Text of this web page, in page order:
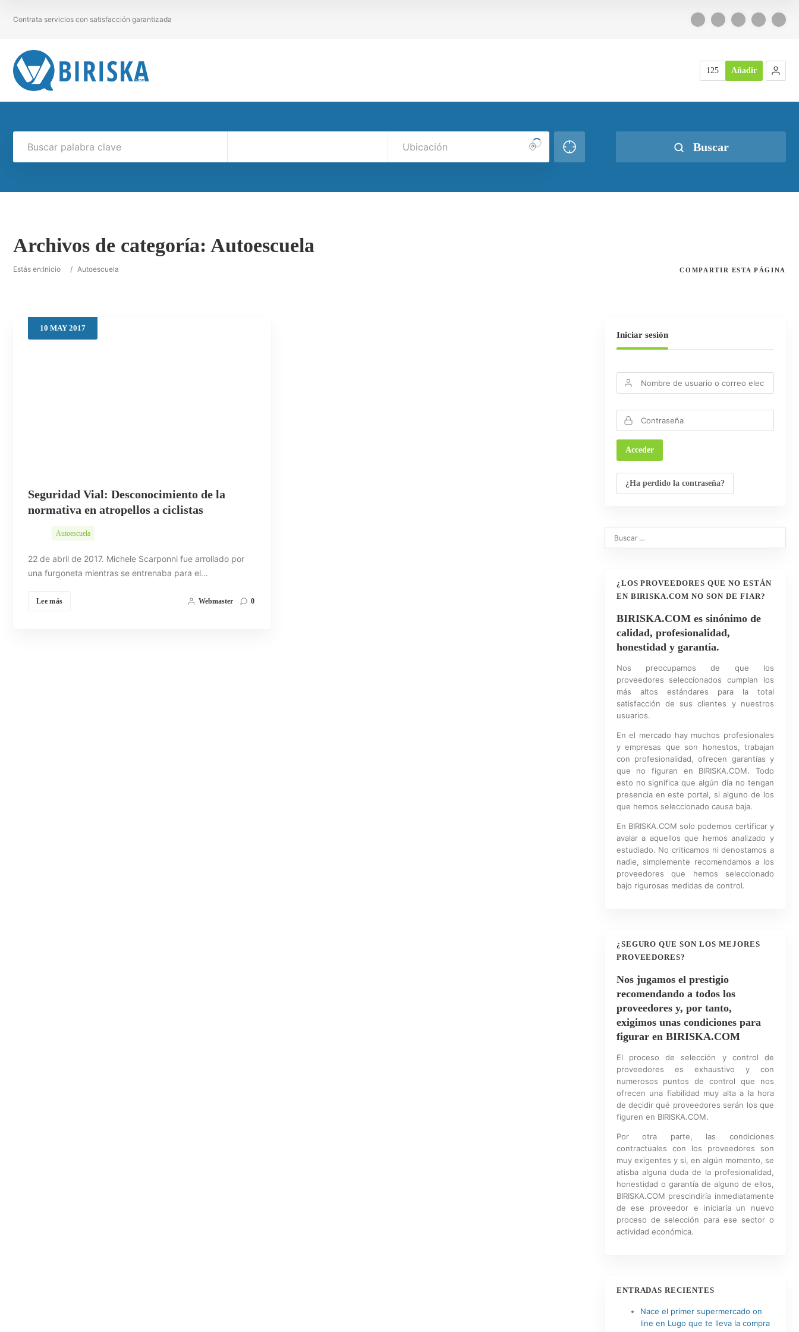
Contrata servicios con satisfacción garantizada
125 Añadir
Buscar
Archivos de categoría: Autoescuela
Estás en:Inicio / Autoescuela COMPARTIR ESTA PÁGINA
10 MAY 2017
Seguridad Vial: Desconocimiento de la
normativa en atropellos a ciclistas
Autoescuela
22 de abril de 2017. Michele Scarponni fue arrollado por
una furgoneta mientras se entrenaba para el…
Lee más Webmaster 0
Iniciar sesión
¿Ha perdido la contraseña?
¿LOS PROVEEDORES QUE NO ESTÁN
EN BIRISKA.COM NO SON DE FIAR?
BIRISKA.COM es sinónimo de
calidad, profesionalidad,
honestidad y garantía.
Nos preocupamos de que los
proveedores seleccionados cumplan los
más altos estándares para la total
satisfacción de sus clientes y nuestros
usuarios.
En el mercado hay muchos profesionales
y empresas que son honestos, trabajan
con profesionalidad, ofrecen garantías y
que no figuran en BIRISKA.COM. Todo
esto no significa que algún día no tengan
presencia en este portal, si alguno de los
que hemos seleccionado causa baja.
En BIRISKA.COM solo podemos certificar y
avalar a aquellos que hemos analizado y
estudiado. No criticamos ni denostamos a
nadie, simplemente recomendamos a los
proveedores que hemos seleccionado
bajo rigurosas medidas de control.
¿SEGURO QUE SON LOS MEJORES
PROVEEDORES?
Nos jugamos el prestigio
recomendando a todos los
proveedores y, por tanto,
exigimos unas condiciones para
figurar en BIRISKA.COM
El proceso de selección y control de
proveedores es exhaustivo y con
numerosos puntos de control que nos
ofrecen una fiabilidad muy alta a la hora
de decidir qué proveedores serán los que
figuren en BIRISKA.COM.
Por otra parte, las condiciones
contractuales con los proveedores son
muy exigentes y si, en algún momento, se
atisba alguna duda de la profesionalidad,
honestidad o garantía de alguno de ellos,
BIRISKA.COM prescindiría inmediatamente
de ese proveedor e iniciaría un nuevo
proceso de selección para ese sector o
actividad económica.
ENTRADAS RECIENTES
Nace el primer supermercado on
line en Lugo que te lleva la compra